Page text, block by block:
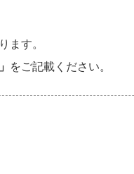
ます。
をご記載ください。